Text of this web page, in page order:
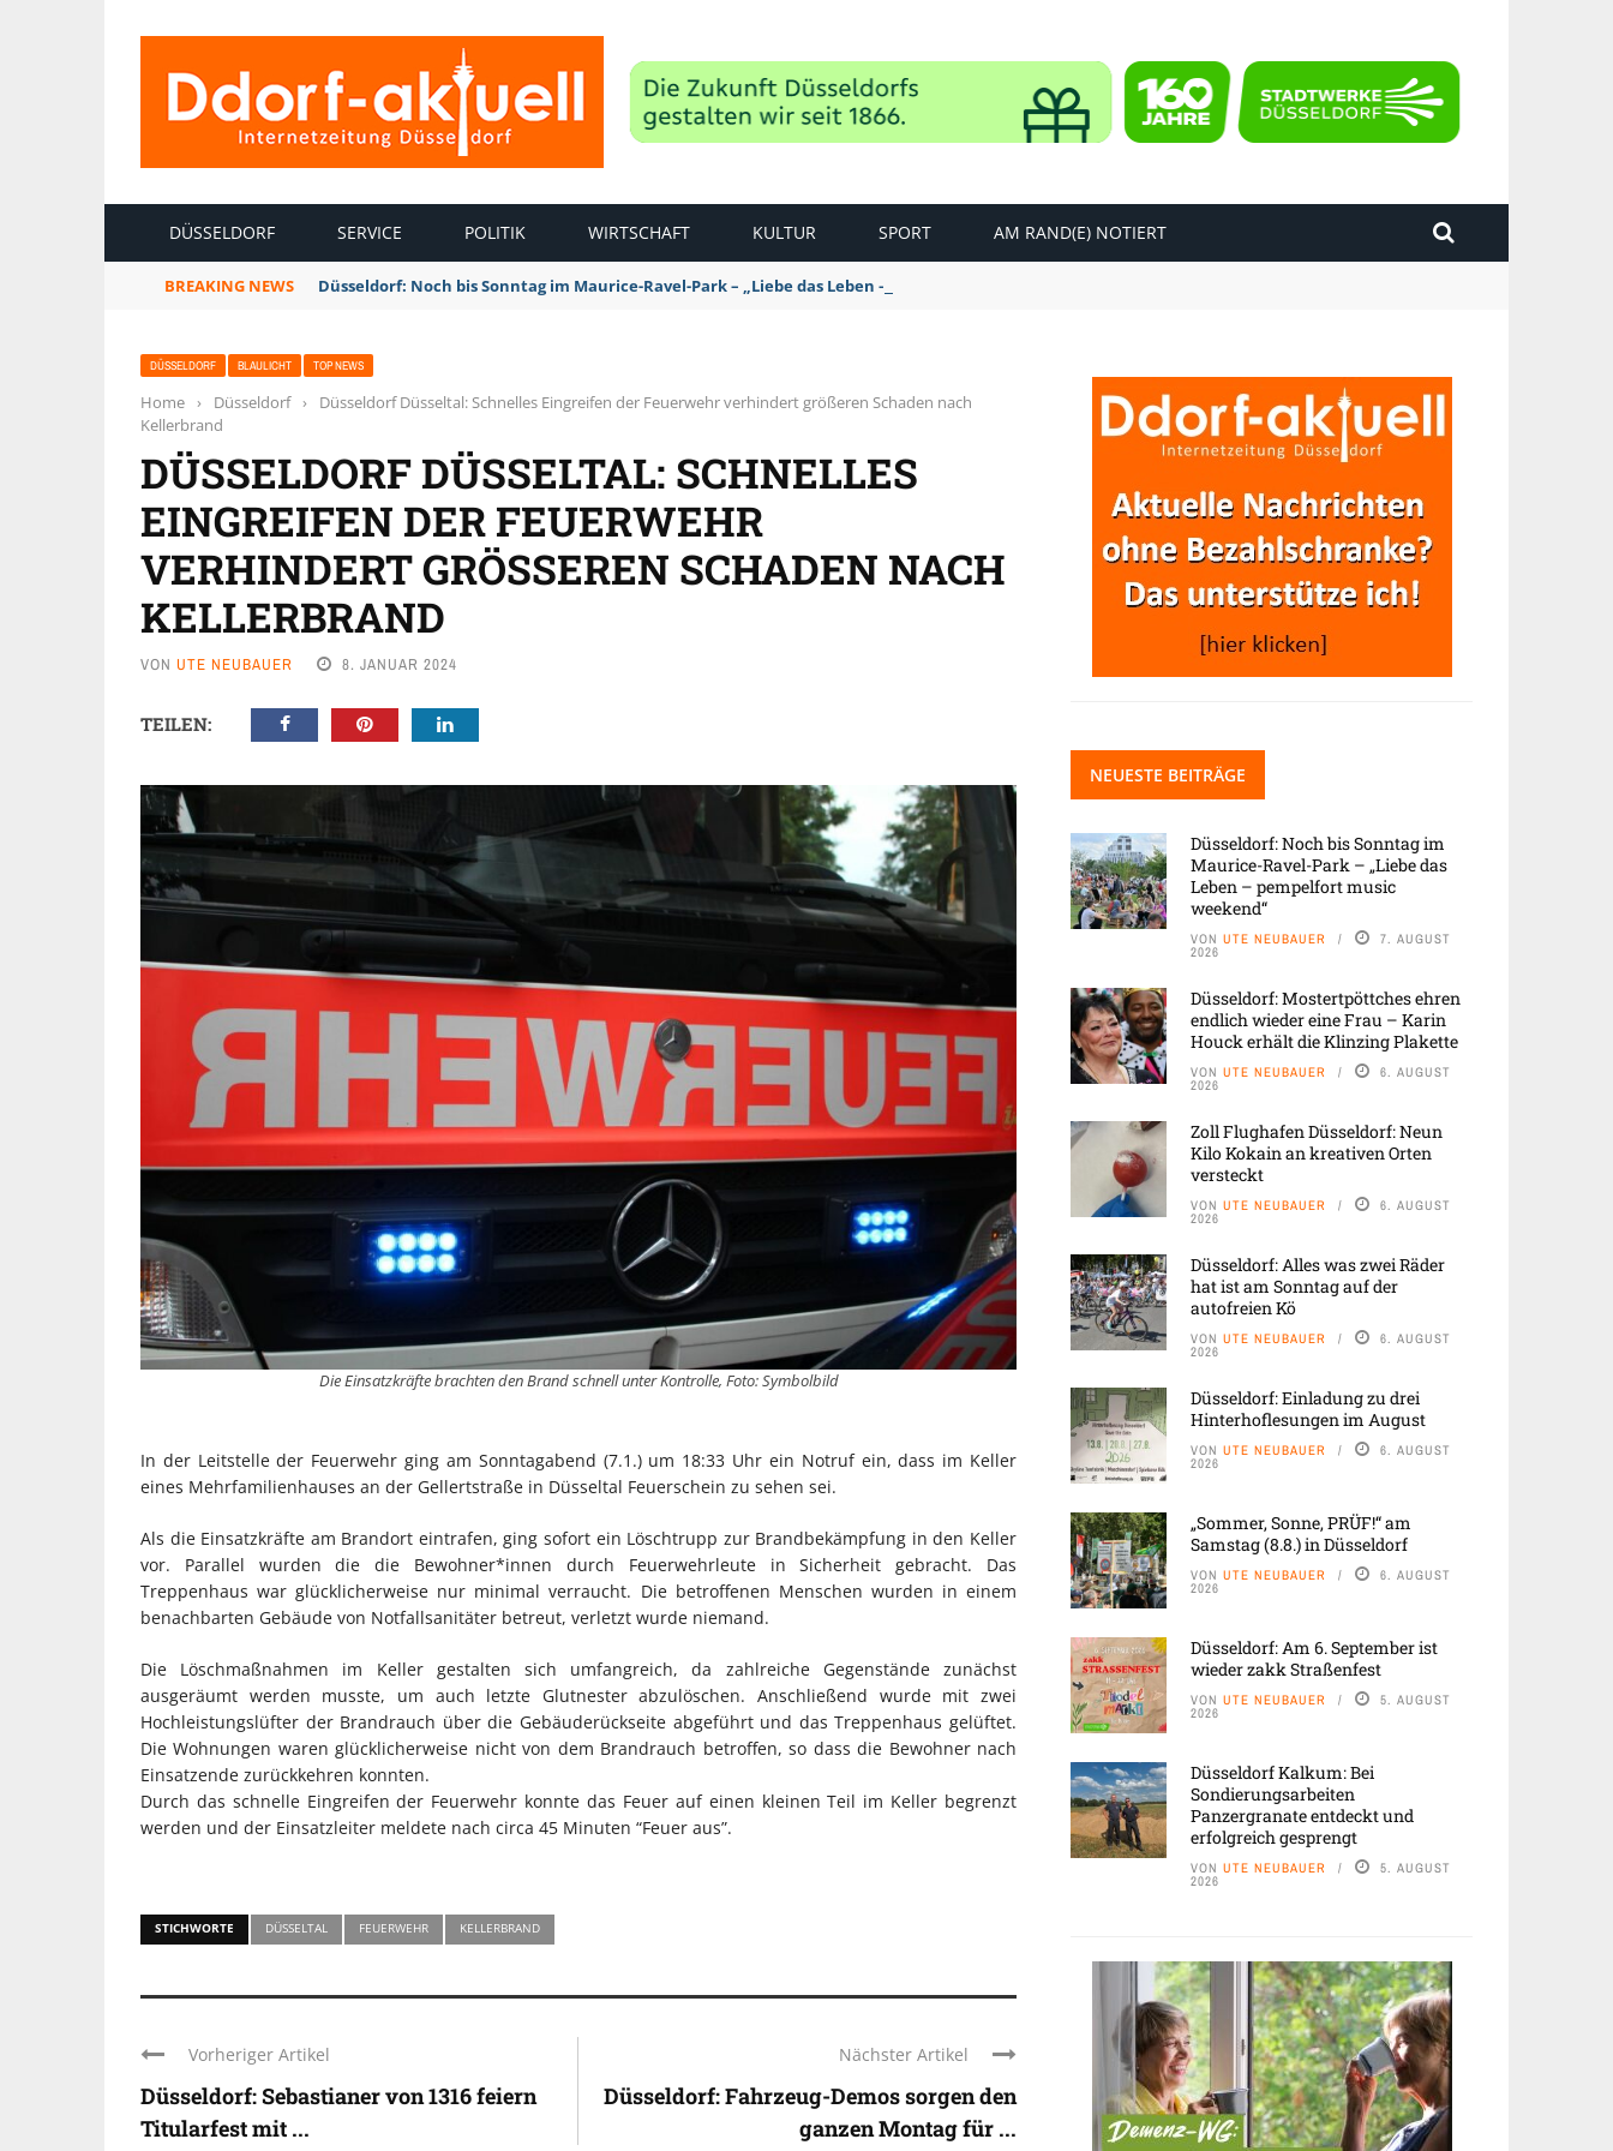
DÜSSELDORF SERVICE POLITIK WIRTSCHAFT KULTUR SPORT AM RAND(E) NOTIERT
BREAKING NEWS Düsseldorf: Noch bis Sonntag im Maurice-Ravel-Park – „Liebe das Leben – pempelfort music weekend“
DÜSSELDORF BLAULICHT TOP NEWS
Home › Düsseldorf ›
Düsseldorf Düsseltal: Schnelles Eingreifen der Feuerwehr verhindert größeren Schaden nach
Kellerbrand
DÜSSELDORF DÜSSELTAL: SCHNELLES
EINGREIFEN DER FEUERWEHR
VERHINDERT GRÖSSEREN SCHADEN NACH K
ELLERBRAND
VON UTE NEUBAUER 8. JANUAR 2024
TEILEN:
Die Einsatzkräfte brachten den Brand schnell unter Kontrolle, Foto: Symbolbild
In der Leitstelle der Feuerwehr ging am Sonntagabend (7.1.) um 18:33 Uhr ein Notruf ein, dass im Keller
eines Mehrfamilienhauses an der Gellertstraße in Düsseltal Feuerschein zu sehen sei.
Als die Einsatzkräfte am Brandort eintrafen, ging sofort ein Löschtrupp zur Brandbekämpfung in den Keller
vor. Parallel wurden die die Bewohner*innen durch Feuerwehrleute in Sicherheit gebracht. Das
Treppenhaus war glücklicherweise nur minimal verraucht. Die betroffenen Menschen wurden in einem
benachbarten Gebäude von Notfallsanitäter betreut, verletzt wurde niemand.
Die Löschmaßnahmen im Keller gestalten sich umfangreich, da zahlreiche Gegenstände zunächst
ausgeräumt werden musste, um auch letzte Glutnester abzulöschen. Anschließend wurde mit zwei
Hochleistungslüfter der Brandrauch über die Gebäuderückseite abgeführt und das Treppenhaus gelüftet.
Die Wohnungen waren glücklicherweise nicht von dem Brandrauch betroffen, so dass die Bewohner nach
Einsatzende zurückkehren konnten.
Durch das schnelle Eingreifen der Feuerwehr konnte das Feuer auf einen kleinen Teil im Keller begrenzt
werden und der Einsatzleiter meldete nach circa 45 Minuten “Feuer aus”.
STICHWORTE DÜSSELTAL FEUERWEHR KELLERBRAND
Vorheriger Artikel
Düsseldorf: Sebastianer von 1316 feiern
Titularfest mit ...
Nächster Artikel
Düsseldorf: Fahrzeug-Demos sorgen den
ganzen Montag für ...
NEUESTE BEITRÄGE
Düsseldorf: Noch bis Sonntag im
Maurice-Ravel-Park – „Liebe das
Leben – pempelfort music
weekend“
VON UTE NEUBAUER 7. AUGUST
2026
Düsseldorf: Mostertpöttches ehren
endlich wieder eine Frau – Karin
Houck erhält die Klinzing Plakette
VON UTE NEUBAUER 6. AUGUST
2026
Zoll Flughafen Düsseldorf: Neun
Kilo Kokain an kreativen Orten
versteckt
VON UTE NEUBAUER 6. AUGUST
2026
Düsseldorf: Alles was zwei Räder
hat ist am Sonntag auf der
autofreien Kö
VON UTE NEUBAUER 6. AUGUST
2026
Düsseldorf: Einladung zu drei
Hinterhoflesungen im August
VON UTE NEUBAUER 6. AUGUST
2026
„Sommer, Sonne, PRÜF!“ am
Samstag (8.8.) in Düsseldorf
VON UTE NEUBAUER 6. AUGUST
2026
Düsseldorf: Am 6. September ist
wieder zakk Straßenfest
VON UTE NEUBAUER 5. AUGUST
2026
Düsseldorf Kalkum: Bei
Sondierungsarbeiten
Panzergranate entdeckt und
erfolgreich gesprengt
VON UTE NEUBAUER 5. AUGUST
2026